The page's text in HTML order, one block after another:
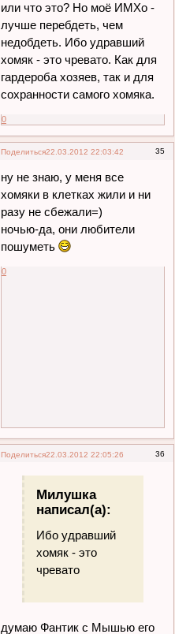
или что это? Но моё ИМХо -
лучше перебдеть, чем
недобдеть. Ибо удравший
хомяк - это чревато. Как для
гардероба хозяев, так и для
сохранности самого хомяка.
0
Поделиться 35
22.03.2012 22:03:42
ну не знаю, у меня все
хомяки в клетках жили и ни
разу не сбежали=)
ночью-да, они любители
пошуметь
0
Поделиться 36
22.03.2012 22:05:26
Милушка
написал(а):
Ибо удравший
хомяк - это
чревато
думаю Фантик с Мышью его